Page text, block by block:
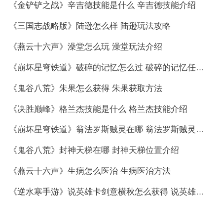
《金铲铲之战》辛吉德技能是什么 辛吉德技能介绍
《三国志战略版》陆逊怎么样 陆逊玩法攻略
《燕云十六声》澡堂怎么玩 澡堂玩法介绍
《崩坏星穹铁道》破碎的记忆怎么过 破碎的记忆任务攻略
《鬼谷八荒》朱果怎么获得 朱果获取方法
《决胜巅峰》格兰杰技能是什么 格兰杰技能介绍
《崩坏星穹铁道》翁法罗斯贼灵在哪 翁法罗斯贼灵位置介绍
《鬼谷八荒》封神天梯在哪 封神天梯位置介绍
《燕云十六声》生病怎么医治 生病医治方法
《逆水寒手游》说英雄卡剑意横秋怎么获得 说英雄卡剑意横秋获取方法